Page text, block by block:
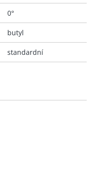
0°
butyl
standardní